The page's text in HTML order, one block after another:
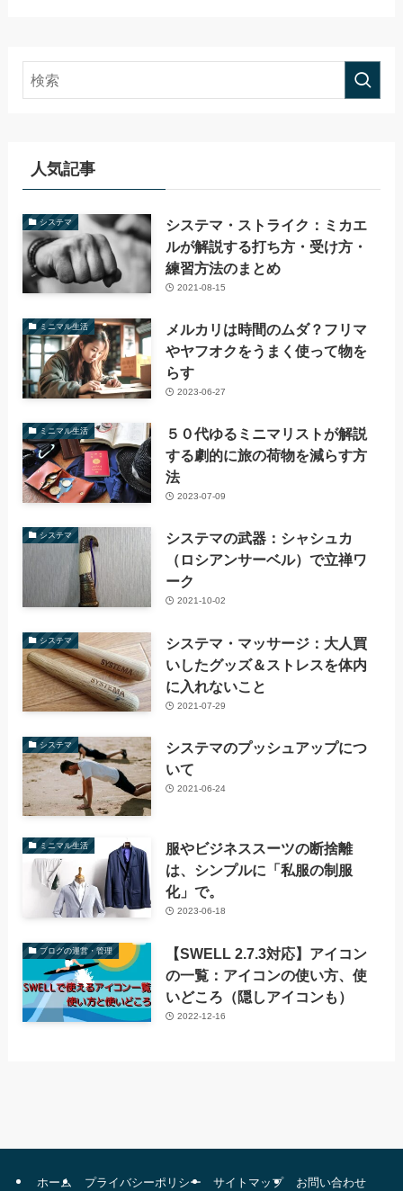
人気記事
システマ
システマ・ストライク：ミカエ
ルが解説する打ち方・受け方・
練習方法のまとめ
2021-08-15
ミニマル生活
メルカリは時間のムダ？フリマ
やヤフオクをうまく使って物を
らす
2023-06-27
ミニマル生活
５０代ゆるミニマリストが解説
する劇的に旅の荷物を減らす方
法
2023-07-09
システマ
システマの武器：シャシュカ
（ロシアンサーベル）で立禅ワ
ーク
2021-10-02
システマ
システマ・マッサージ：大人買
いしたグッズ＆ストレスを体内
に入れないこと
2021-07-29
システマ
システマのプッシュアップにつ
いて
2021-06-24
ミニマル生活
服やビジネススーツの断捨離
は、シンプルに「私服の制服
化」で。
2023-06-18
ブログの運営・管理
【SWELL 2.7.3対応】アイコン
の一覧：アイコンの使い方、使
いどころ（隠しアイコンも）
2022-12-16
ホーム プライバシーポリシー サイトマップ お問い合わせ